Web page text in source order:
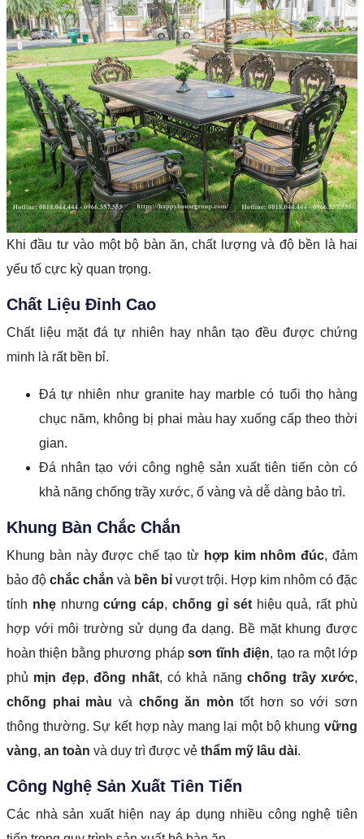
Khi đầu tư vào một bộ bàn ăn, chất lượng và độ bền là hai
yếu tố cực kỳ quan trọng.
Chất Liệu Đỉnh Cao
Chất liệu mặt đá tự nhiên hay nhân tạo đều được chứng
minh là rất bền bỉ.
Đá tự nhiên như granite hay marble có tuổi thọ hàng
chục năm, không bị phai màu hay xuống cấp theo thời
gian.
Đá nhân tạo với công nghệ sản xuất tiên tiến còn có
khả năng chống trầy xước, ố vàng và dễ dàng bảo trì.
Khung Bàn Chắc Chắn
Khung bàn này được chế tạo từ hợp kim nhôm đúc, đảm
bảo độ chắc chắn và bền bỉ vượt trội. Hợp kim nhôm có đặc
tính nhẹnhưngcứng cáp,chống gỉ séthiệu quả, rất phù
hợp với môi trường sử dụng đa dạng. Bề mặt khung được
hoàn thiện bằng phương phápsơn tĩnh điện, tạo ra một lớp
phủ mịn đẹp,đồng nhất, có khả năngchống trầy xước,
chống phai màu và chống ăn mòn tốt hơn so với sơn
thông thường. Sự kết hợp này mang lại một bộ khung vững
vàng, an toàn và duy trì được vẻ thẩm mỹ lâu dài.
Công Nghệ Sản Xuất Tiên Tiến
Các nhà sản xuất hiện nay áp dụng nhiều công nghệ tiên